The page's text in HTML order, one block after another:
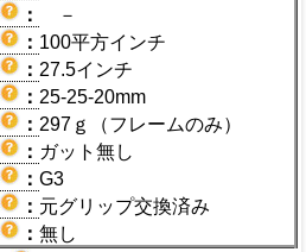
：
－
： 100平方インチ
： 27.5インチ
： 25-25-20mm
： 297ｇ（フレームのみ）
： ガット無し
： G3
： 元グリップ交換済み
： 無し